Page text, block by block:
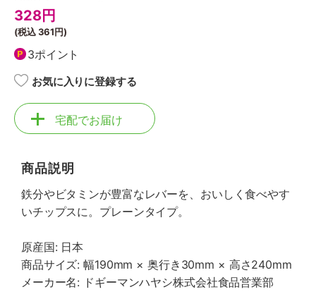
328円
(税込361円)
3ポイント
お気に入りに登録する
宅配でお届け
商品説明
鉄分やビタミンが豊富なレバーを、おいしく食べやす
いチップスに。プレーンタイプ。
原産国: 日本
商品サイズ: 幅190mm × 奥行き30mm × 高さ240mm
メーカー名: ドギーマンハヤシ株式会社食品営業部